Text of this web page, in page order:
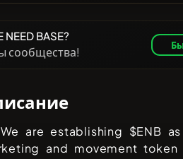
NEED BASE?
сообщества!
are establishing $ENB
and movement